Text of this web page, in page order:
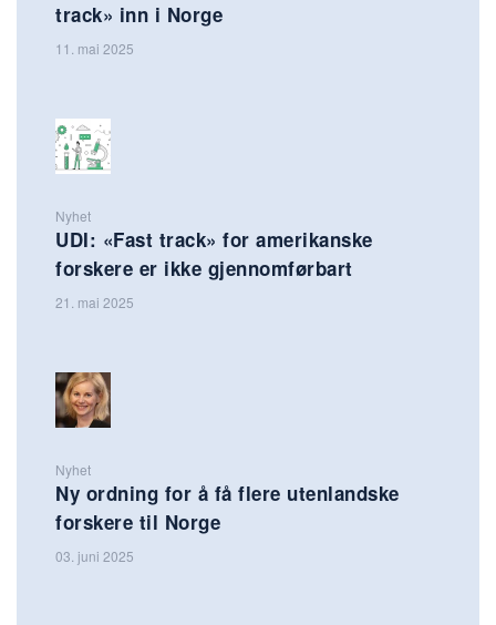
track» inn i Norge
11. mai 2025
Nyhet
UDI: «Fast track» for amerikanske
forskere er ikke gjennomførbart
21. mai 2025
Nyhet
Ny ordning for å få flere utenlandske
forskere til Norge
03. juni 2025